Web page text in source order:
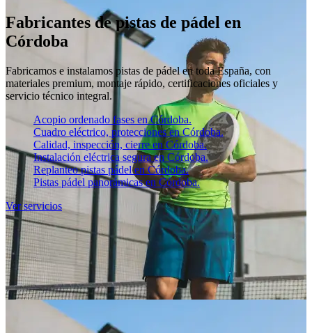
Fabricantes de pistas de pádel en
Córdoba
Fabricamos e instalamos pistas de pádel en toda España, con
materiales premium, montaje rápido, certificaciones oficiales y
servicio técnico integral.
Acopio ordenado fases en Córdoba.
Cuadro eléctrico, protecciones en Córdoba.
Calidad, inspección, cierre en Córdoba.
Instalación eléctrica segura en Córdoba.
Replanteo pistas pádel en Córdoba.
Pistas pádel panorámicas en Córdoba.
Ver servicios